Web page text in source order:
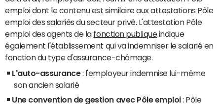
emploi dont le contenu est similaire aux attestations Pôle
emploi des salariés du secteur privé. L'attestation Pôle
emploi des agents de la fonction publiqueindique
également l'établissement qui va indemniser le salarié en
fonction du type d'assurance-chômage.
L'auto-assurance: l'employeur indemnise lui-même
son ancien salarié
Une convention de gestion avec Pôle emploi: Pôle